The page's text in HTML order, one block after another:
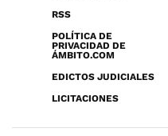
RSS
POLÍTICA DE
PRIVACIDAD DE
ÁMBITO.COM
EDICTOS JUDICIALES
LICITACIONES